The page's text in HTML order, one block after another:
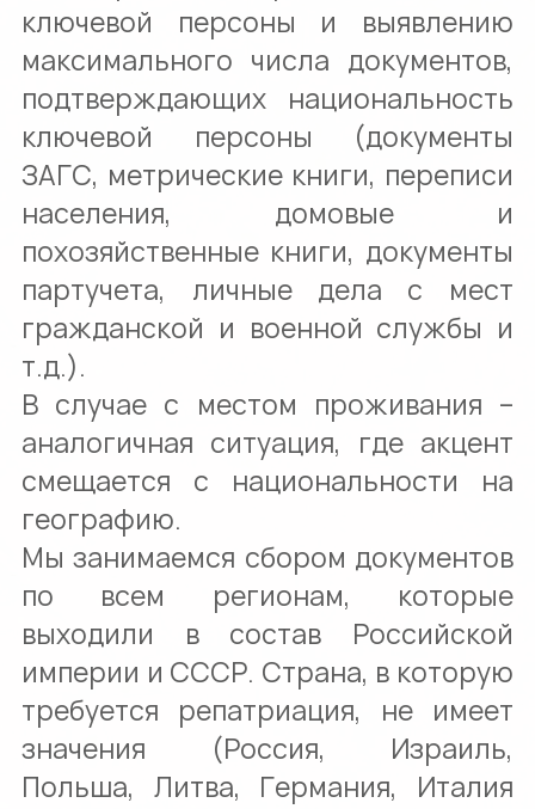
ключевой персоны и выявлению
максимального числа документов,
подтверждающих национальность
ключевой персоны (документы
ЗАГС, метрические книги, переписи
населения, домовые и
похозяйственные книги, документы
партучета, личные дела с мест
гражданской и военной службы и
т.д.).
В случае с местом проживания –
аналогичная ситуация, где акцент
смещается с национальности на
географию.
Мы занимаемся сбором документов
по всем регионам, которые
выходили в состав Российской
империи и СССР. Страна, в которую
требуется репатриация, не имеет
значения (Россия, Израиль,
Польша, Литва, Германия, Италия